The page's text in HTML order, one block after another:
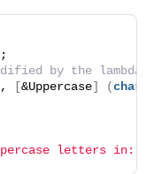
;
by the lambda
, [&Uppercase] (char
letters in: